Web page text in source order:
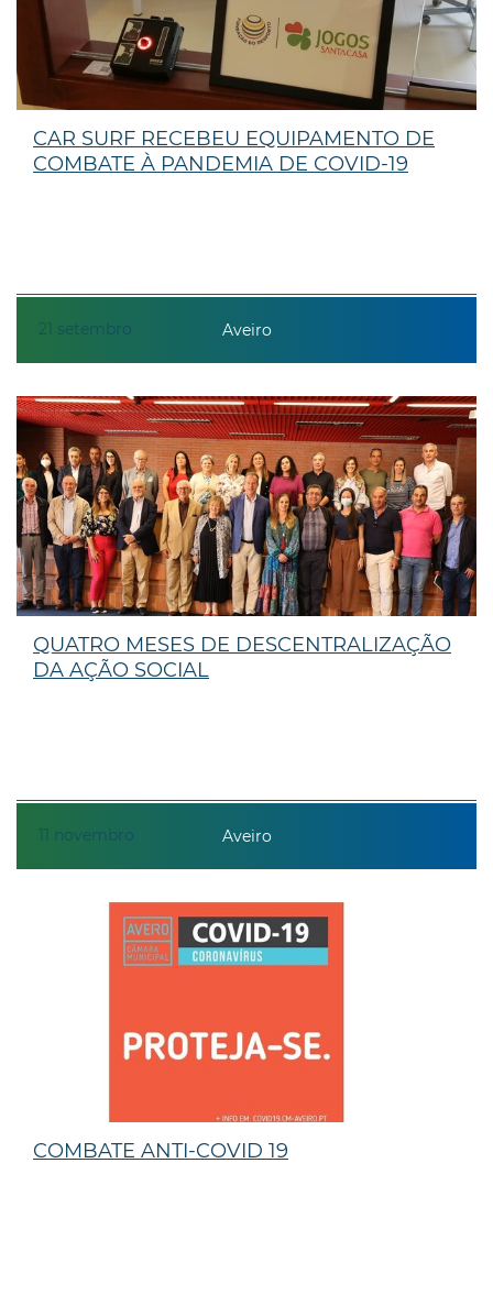
21 setembro
CAR SURF RECEBEU EQUIPAMENTO DE
COMBATE À PANDEMIA DE COVID-19
Aveiro
11 novembro
QUATRO MESES DE DESCENTRALIZAÇÃO
DA AÇÃO SOCIAL
Aveiro
COMBATE ANTI-COVID 19